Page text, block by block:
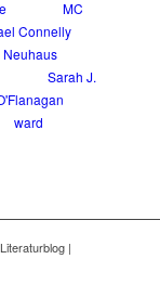
MC
Connelly
Neuhaus
Sarah J.
ward
|